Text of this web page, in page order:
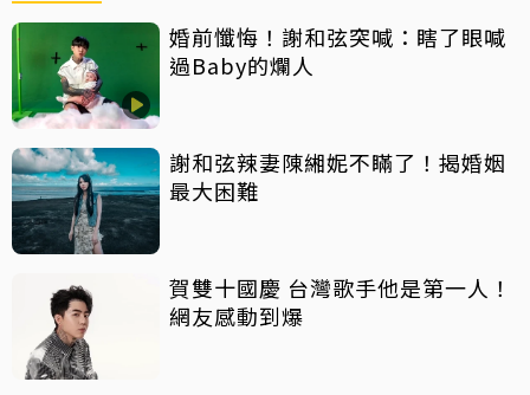
婚前懺悔！謝和弦突喊：瞎了眼喊
過Baby的爛人
謝和弦辣妻陳緗妮不瞞了！揭婚姻
最大困難
賀雙十國慶 台灣歌手他是第一人！
網友感動到爆